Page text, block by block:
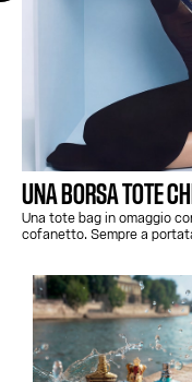
UNA BORSA TOTE
Una tote bag in omaggio
cofanetto. Sempre a